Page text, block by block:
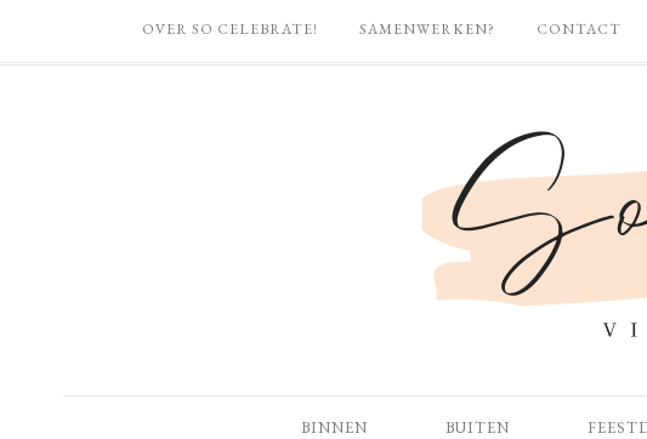
OVER SO CELEBRATE! SAMENWERKEN? CONTACT
BINNEN BUITEN